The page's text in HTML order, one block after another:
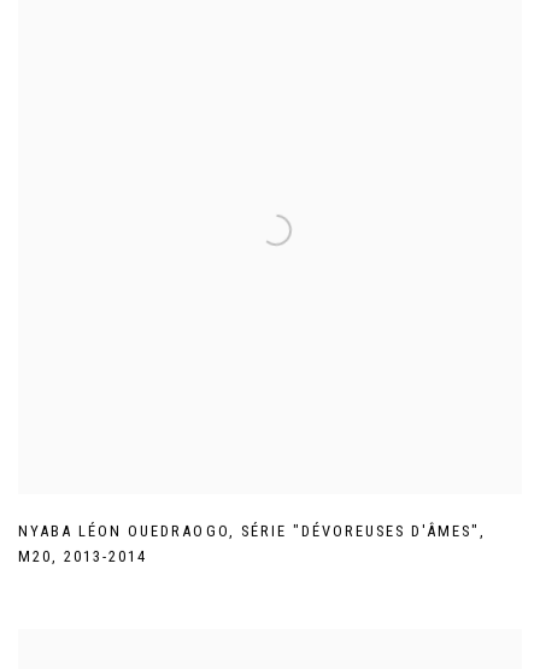
NYABA LÉON OUEDRAOGO, SÉRIE "DÉVOREUSES D'ÂMES",
M20,2013-2014